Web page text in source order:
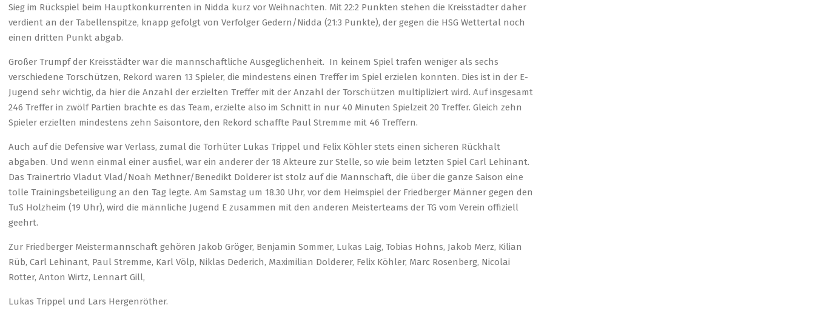
Sieg im Rückspiel beim Hauptkonkurrenten in Nidda kurz vor Weihnachten. Mit 22:2 Punkten stehen die Kreisstädter daher
verdient an der Tabellenspitze, knapp gefolgt von Verfolger Gedern/Nidda (21:3 Punkte), der gegen die HSG Wettertal noch
einen dritten Punkt abgab.
Großer Trumpf der Kreisstädter war die mannschaftliche Ausgeglichenheit. In keinem Spiel trafen weniger als sechs
verschiedene Torschützen, Rekord waren 13 Spieler, die mindestens einen Treffer im Spiel erzielen konnten. Dies ist in der E-
Jugend sehr wichtig, da hier die Anzahl der erzielten Treffer mit der Anzahl der Torschützen multipliziert wird. Auf insgesamt
246 Treffer in zwölf Partien brachte es das Team, erzielte also im Schnitt in nur 40 Minuten Spielzeit 20 Treffer. Gleich zehn
Spieler erzielten mindestens zehn Saisontore, den Rekord schaffte Paul Stremme mit 46 Treffern.
Auch auf die Defensive war Verlass, zumal die Torhüter Lukas Trippel und Felix Köhler stets einen sicheren Rückhalt
abgaben. Und wenn einmal einer ausfiel, war ein anderer der 18 Akteure zur Stelle, so wie beim letzten Spiel Carl Lehinant.
Das Trainertrio Vladut Vlad/Noah Methner/Benedikt Dolderer ist stolz auf die Mannschaft, die über die ganze Saison eine
tolle Trainingsbeteiligung an den Tag legte. Am Samstag um 18.30 Uhr, vor dem Heimspiel der Friedberger Männer gegen den
TuS Holzheim (19 Uhr), wird die männliche Jugend E zusammen mit den anderen Meisterteams der TG vom Verein offiziell
geehrt.
Zur Friedberger Meistermannschaft gehören Jakob Gröger, Benjamin Sommer, Lukas Laig, Tobias Hohns, Jakob Merz, Kilian
Rüb, Carl Lehinant, Paul Stremme, Karl Völp, Niklas Dederich, Maximilian Dolderer, Felix Köhler, Marc Rosenberg, Nicolai
Rotter, Anton Wirtz, Lennart Gill,
Lukas Trippel und Lars Hergenröther.